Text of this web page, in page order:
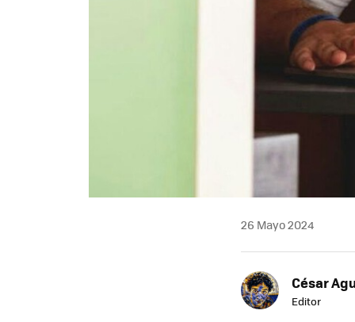
26 Mayo 2024
César
Editor